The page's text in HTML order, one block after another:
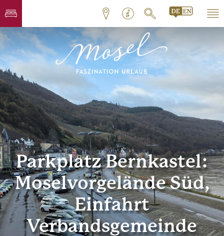
Parkplatz Bernkastel:
Moselvorgelände Süd,
Einfahrt
Verbandsgemeinde